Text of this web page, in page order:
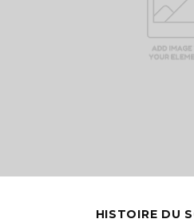
HISTOIRE DU